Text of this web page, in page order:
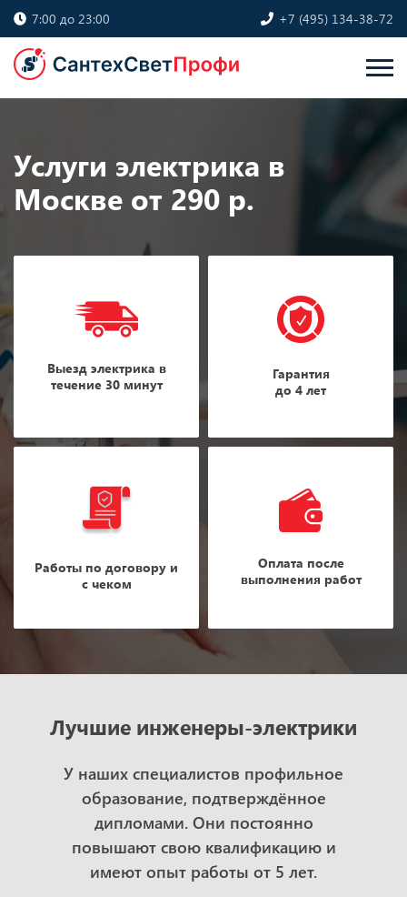
7:00 до 23:00 +7 (495) 134-38-72
Услуги электрика в
Москве от 290 р.
Выезд электрика в
течение 30 минут
Гарантия
до 4 лет
Работы по договору и
с чеком
Оплата после
выполнения работ
Лучшие инженеры-электрики
У наших специалистов профильное
образование, подтверждённое
дипломами. Они постоянно
повышают свою квалификацию и
имеют опыт работы от 5 лет.